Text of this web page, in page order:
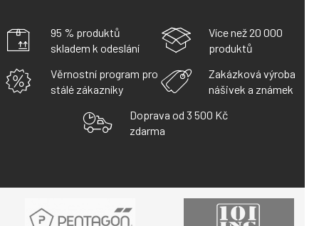
95 % produktů
skladem k odeslání
Více než 20 000
produktů
Věrnostní program pro
stálé zákazníky
Zakázková výroba
nášivek a známek
Doprava od 3 500 Kč
zdarma